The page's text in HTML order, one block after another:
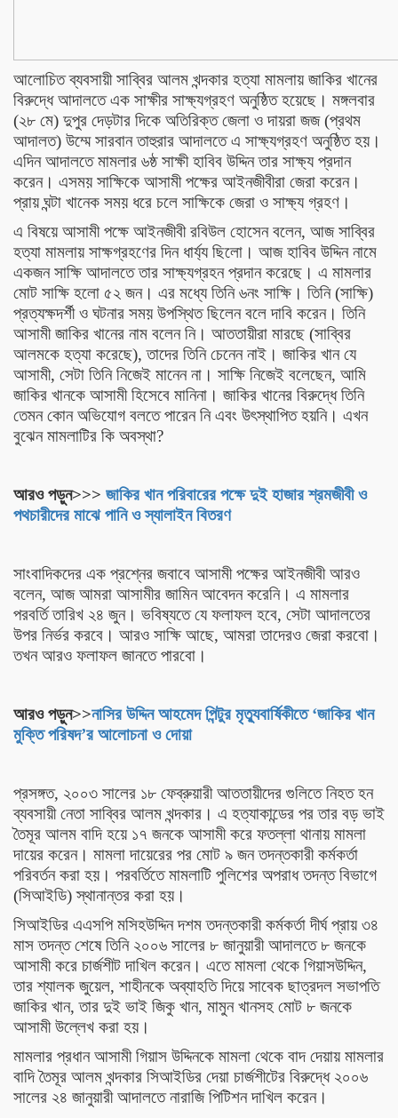
আলোচিত ব্যবসায়ী সাব্বির আলম খন্দকার হত্যা মামলায় জাকির খানের
বিরুদ্ধে আদালতে এক সাক্ষীর সাক্ষ্যগ্রহণ অনুষ্ঠিত হয়েছে। মঙ্গলবার
(২৮ মে) দুপুর দেড়টার দিকে অতিরিক্ত জেলা ও দায়রা জজ (প্রথম
আদালত) উম্মে সারবান তাহুরার আদালতে এ সাক্ষ্যগ্রহণ অনুষ্ঠিত হয়।
এদিন আদালতে মামলার ৬ষ্ঠ সাক্ষী হাবিব উদ্দিন তার সাক্ষ্য প্রদান
করেন। এসময় সাক্ষিকে আসামী পক্ষের আইনজীবীরা জেরা করেন।
প্রায় ঘন্টা খানেক সময় ধরে চলে সাক্ষিকে জেরা ও সাক্ষ্য গ্রহণ।
এ বিষয়ে আসামী পক্ষে আইনজীবী রবিউল হোসেন বলেন, আজ সাব্বির
হত্যা মামলায় সাক্ষগ্রহণের দিন ধার্য্য ছিলো। আজ হাবিব উদ্দিন নামে
একজন সাক্ষি আদালতে তার সাক্ষ্যগ্রহন প্রদান করেছে। এ মামলার
মোট সাক্ষি হলো ৫২ জন। এর মধ্যে তিনি ৬নং সাক্ষি। তিনি (সাক্ষি)
প্রত্যক্ষদর্শী ও ঘটনার সময় উপস্থিত ছিলেন বলে দাবি করেন। তিনি
আসামী জাকির খানের নাম বলেন নি। আততায়ীরা মারছে (সাব্বির
আলমকে হত্যা করেছে), তাদের তিনি চেনেন নাই। জাকির খান যে
আসামী, সেটা তিনি নিজেই মানেন না। সাক্ষি নিজেই বলেছেন, আমি
জাকির খানকে আসামী হিসেবে মানিনা। জাকির খানের বিরুদ্ধে তিনি
তেমন কোন অভিযোগ বলতে পারেন নি এবং উৎস্থাপিত হয়নি। এখন
বুঝেন মামলাটির কি অবস্থা?
আরও পড়ুন>>> জাকির খান পরিবারের পক্ষে দুই হাজার শ্রমজীবী ও
পথচারীদের মাঝে পানি ও স্যালাইন বিতরণ
সাংবাদিকদের এক প্রশ্নের জবাবে আসামী পক্ষের আইনজীবী আরও
বলেন, আজ আমরা আসামীর জামিন আবেদন করেনি। এ মামলার
পরবর্তি তারিখ ২৪ জুন। ভবিষ্যতে যে ফলাফল হবে, সেটা আদালতের
উপর নির্ভর করবে। আরও সাক্ষি আছে, আমরা তাদেরও জেরা করবো।
তখন আরও ফলাফল জানতে পারবো।
আরও পড়ুন>>নাসির উদ্দিন আহমেদ পিন্টুর মৃত্যুবার্ষিকীতে ‌‘জাকির খান
মুক্তি পরিষদ’র আলোচনা ও দোয়া
প্রসঙ্গত, ২০০৩ সালের ১৮ ফেব্রুয়ারী আততায়ীদের গুলিতে নিহত হন
ব্যবসায়ী নেতা সাব্বির আলম খন্দকার। এ হত্যাকান্ডের পর তার বড় ভাই
তৈমূর আলম বাদি হয়ে ১৭ জনকে আসামী করে ফতল্লা থানায় মামলা
দায়ের করেন। মামলা দায়েরের পর মোট ৯ জন তদন্তকারী কর্মকর্তা
পরিবর্তন করা হয়। পরবর্তিতে মামলাটি পুলিশের অপরাধ তদন্ত বিভাগে
(সিআইডি) স্থানান্তর করা হয়।
সিআইডির এএসপি মসিহউদ্দিন দশম তদন্তকারী কর্মকর্তা দীর্ঘ প্রায় ৩৪
মাস তদন্ত শেষে তিনি ২০০৬ সালের ৮ জানুয়ারী আদালতে ৮ জনকে
আসামী করে চার্জশীট দাখিল করেন। এতে মামলা থেকে গিয়াসউদ্দিন,
তার শ্যালক জুয়েল, শাহীনকে অব্যাহতি দিয়ে সাবেক ছাত্রদল সভাপতি
জাকির খান, তার দুই ভাই জিকু খান, মামুন খানসহ মোট ৮ জনকে
আসামী উল্লেখ করা হয়।
মামলার প্রধান আসামী গিয়াস উদ্দিনকে মামলা থেকে বাদ দেয়ায় মামলার
বাদি তৈমূর আলম খন্দকার সিআইডির দেয়া চার্জশীটের বিরুদ্ধে ২০০৬
সালের ২৪ জানুয়ারী আদালতে নারাজি পিটিশন দাখিল করেন।